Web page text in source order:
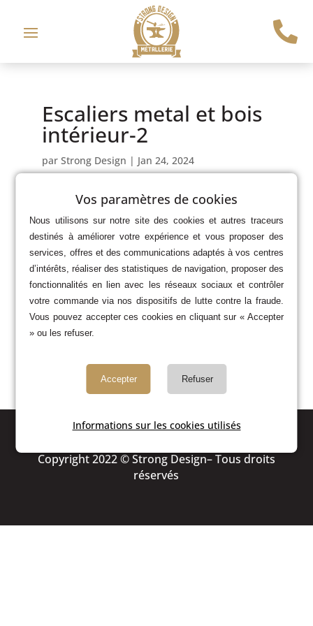

Escaliers metal et bois
intérieur-2
par Strong Design | Jan 24, 2024
Copyright 2022 © Strong Design– Tous droits
réservés
Vos paramètres de cookies
Nous utilisons sur notre site des cookies et autres traceurs
destinés à améliorer votre expérience et vous proposer des
services, offres et des communications adaptés à vos centres
d’intérêts, réaliser des statistiques de navigation, proposer des
fonctionnalités en lien avec les réseaux sociaux et contrôler
votre commande via nos dispositifs de lutte contre la fraude.
Vous pouvez accepter ces cookies en cliquant sur « Accepter
» ou les refuser.
Accepter Refuser
Informations sur les cookies utilisés